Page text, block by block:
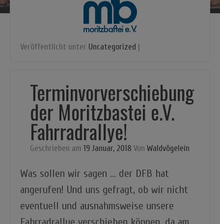
Veröffentlicht unter Uncategorized |
Terminvorverschiebung
der Moritzbastei e.V.
Fahrradrallye!
Geschrieben am 19 Januar, 2018 Von Waldvögelein
Was sollen wir sagen … der DFB hat
angerufen! Und uns gefragt, ob wir nicht
eventuell und ausnahmsweise unsere